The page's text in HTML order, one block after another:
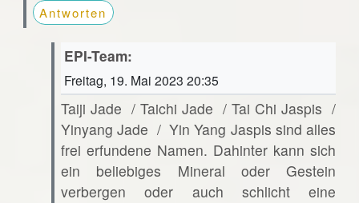
Antworten
EPI-Team:
Freitag, 19. Mai 2023 20:35
Taiji Jade / Taichi Jade / Tai Chi Jaspis /
Yinyang Jade / Yin Yang Jaspis sind alles
frei erfundene Namen. Dahinter kann sich
ein beliebiges Mineral oder Gestein
verbergen oder auch schlicht eine